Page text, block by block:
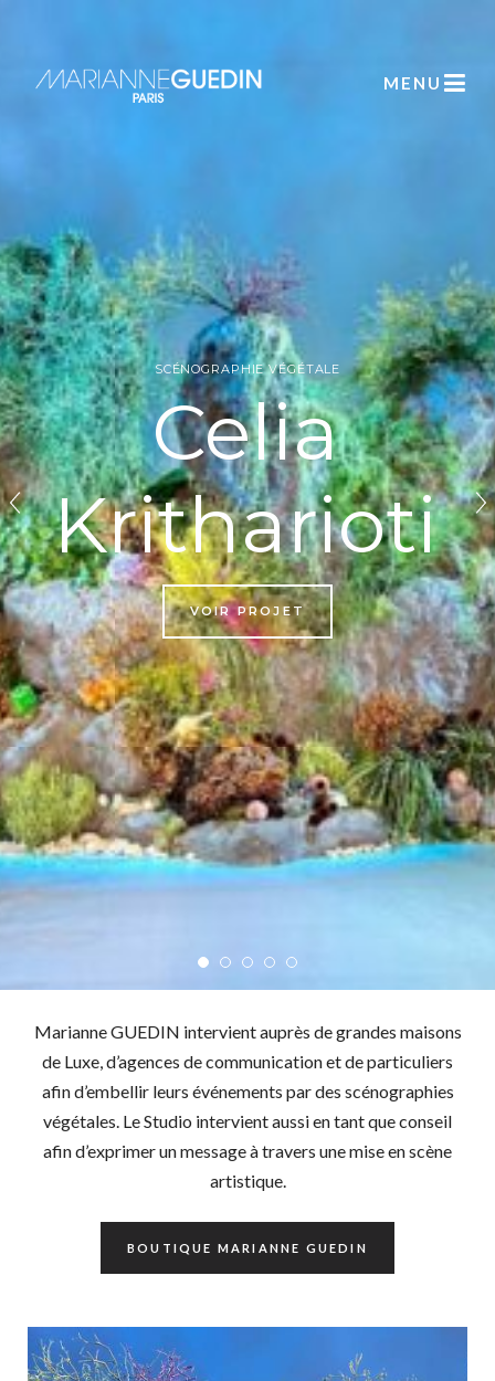
MENU
SCÉNOGRAPHIE VÉGÉTALE
Celia
Kritharioti
VOIR PROJET
Marianne GUEDIN intervient auprès de grandes maisons
de Luxe, d’agences de communication et de particuliers
afin d’embellir leurs événements par des scénographies
végétales. Le Studio intervient aussi en tant que conseil
afin d’exprimer un message à travers une mise en scène
artistique.
BOUTIQUE MARIANNE GUEDIN